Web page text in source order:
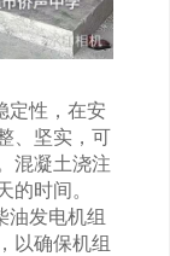
定性，在安
、坚实，可
混凝土浇注
的时间。
油发电机组
以确保机组